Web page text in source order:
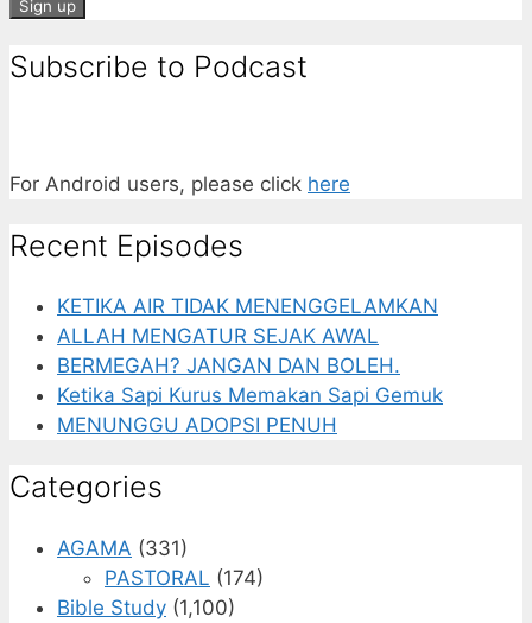
Subscribe to Podcast
For Android users, please click here
Recent Episodes
KETIKA AIR TIDAK MENENGGELAMKAN
ALLAH MENGATUR SEJAK AWAL
BERMEGAH? JANGAN DAN BOLEH.
Ketika Sapi Kurus Memakan Sapi Gemuk
MENUNGGU ADOPSI PENUH
Categories
AGAMA (331)
PASTORAL (174)
Bible Study (1,100)